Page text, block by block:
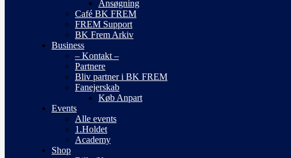
Ansøgning
Café BK FREM
FREM Support
BK Frem Arkiv
Business
– Kontakt –
Partnere
Bliv partner i BK FREM
Fanejerskab
Køb Anpart
Events
Alle events
1.Holdet
Academy
Shop